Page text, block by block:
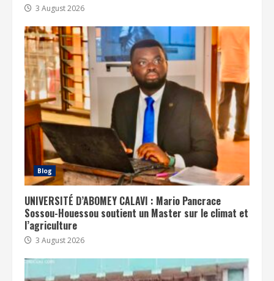
3 August 2026
Blog
UNIVERSITÉ D’ABOMEY CALAVI : Mario Pancrace
Sossou-Houessou soutient un Master sur le climat et
l’agriculture
3 August 2026